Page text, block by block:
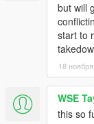
but will
start to
18
WSE
this so